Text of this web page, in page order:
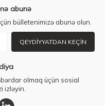
abunə
bülletenimizə abunə olun.
QEYDIYYATDAN KEÇIN
olmaq üçün sosial
izləyin.